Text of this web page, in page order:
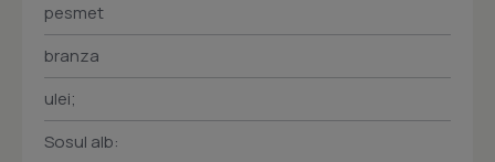
pesmet
branza
ulei;
Sosul alb: